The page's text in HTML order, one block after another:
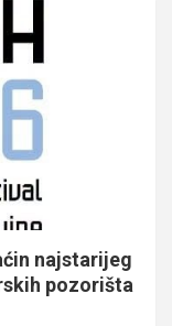
najstarijeg
pozorišta